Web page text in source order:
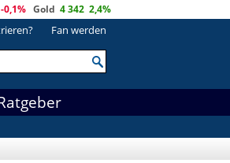
-0,1% Gold 4 342 2,4%
Fan werden